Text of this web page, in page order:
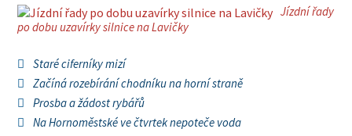
Jízdní řady
po dobu uzavírky silnice na Lavičky
Staré ciferníky mizí
Začíná rozebírání chodníku na horní straně
Prosba a žádost rybářů
Na Hornoměstské ve čtvrtek nepoteče voda